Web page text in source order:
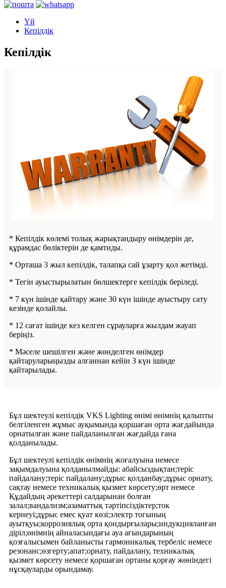
Үй
Кепілдік
Кепілдік
* Кепілдік көлемі толық жарықтандыру өнімдерін де,
құрамдас бөліктерін де қамтиды.
* Орташа 3 жыл кепілдік, талапқа сай ұзарту қол жетімді.
* Тегін ауыстырылатын бөлшектерге кепілдік беріледі.
* 7 күн ішінде қайтару және 30 күн ішінде ауыстыру сату
кезінде қолайлы.
* 12 сағат ішінде кез келген сұрауларға жылдам жауап
беріңіз.
* Мәселе шешілген және жөнделген өнімдер
қайтаруларыңызды алғаннан кейін 3 күн ішінде
қайтарылады.
Бұл шектеулі кепілдік VKS Lighting өнімі өнімнің қалыпты
белгіленген жұмыс ауқымында қоршаған орта жағдайында
орнатылған және пайдаланылған жағдайда ғана
қолданылады.
Бұл шектеулі кепілдік өнімнің жоғалуына немесе
зақымдалуына қолданылмайды: абайсыздықтан;теріс
пайдалану;теріс пайдалану;дұрыс қолданбау;дұрыс орнату,
сақтау немесе техникалық қызмет көрсету;өрт немесе
Құдайдың әрекеттері салдарынан болған
залал;вандализм;азаматтық тәртіпсіздіктер;ток
кернеуі;дұрыс емес қуат көзі;электр тогының
ауытқуы;коррозиялық орта қондырғылары;индукцияланған
діріл;өнімнің айналасындағы ауа ағындарының
қозғалысымен байланысты гармоникалық тербеліс немесе
резонанс;өзгерту;апат;орнату, пайдалану, техникалық
қызмет көрсету немесе қоршаған ортаны қорғау жөніндегі
нұсқауларды орындамау.